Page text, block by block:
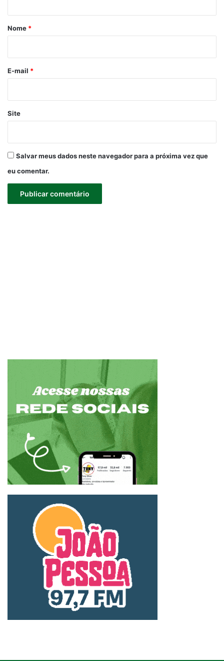
r
*
Nome *
E-mail *
Site
Salvar meus dados neste navegador para a próxima vez que
eu comentar.